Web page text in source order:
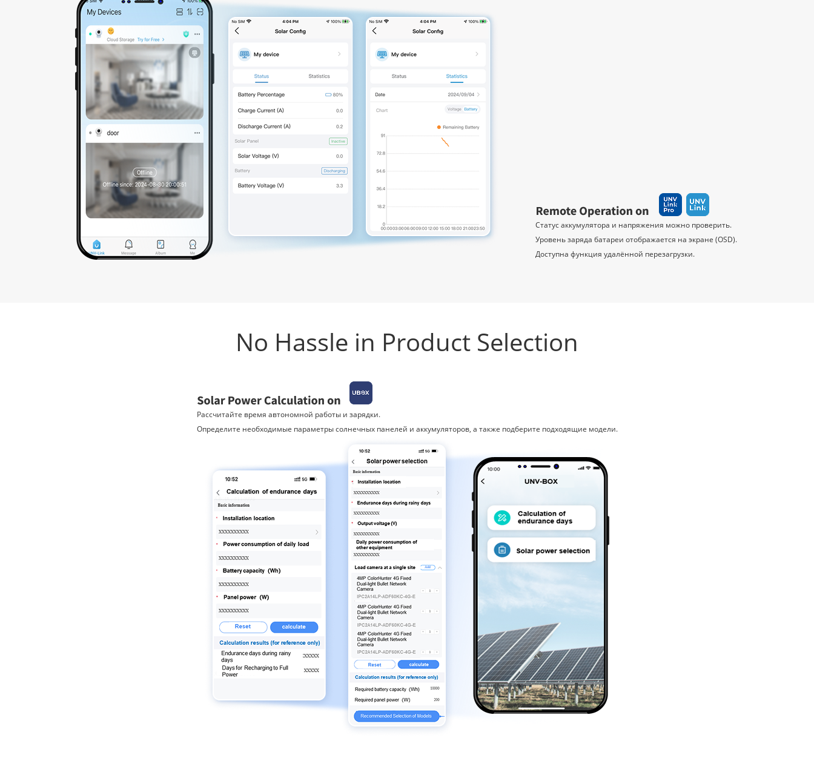
Статус аккумулятора и напряжения можно проверить.
Уровень заряда батареи отображается на экране (OSD).
Доступна функция удалённой перезагрузки.
No Hassle in Product Selection
Рассчитайте время автономной работы и зарядки.
Определите необходимые параметры солнечных панелей и аккумуляторов, а также подберите подходящие модели.